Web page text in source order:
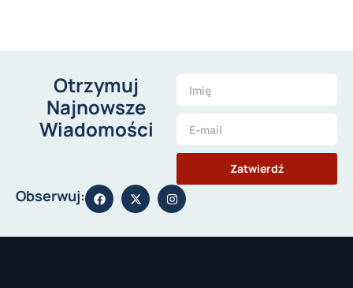
Otrzymuj
Najnowsze
Wiadomości
Zatwierdź
Obserwuj: